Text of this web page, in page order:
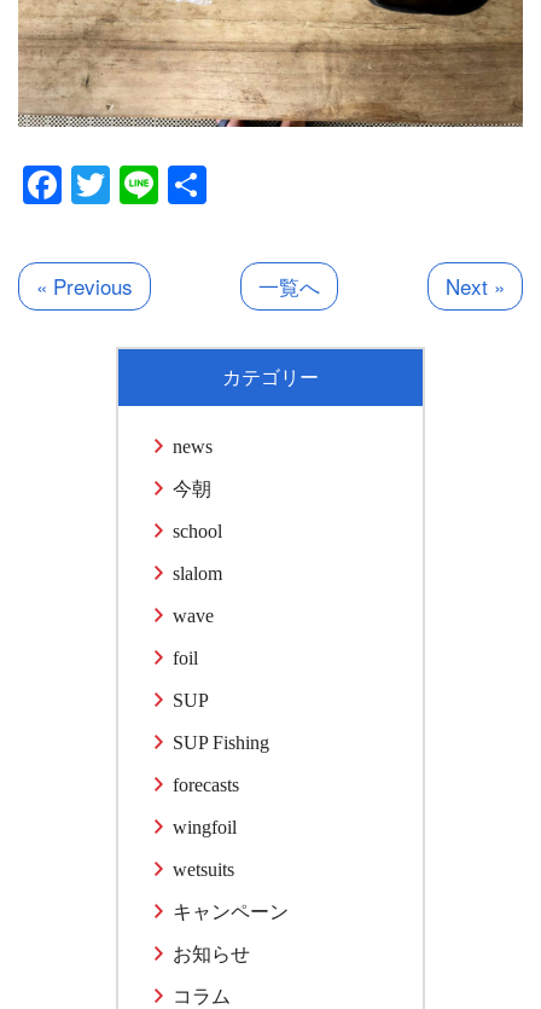
Facebook
Twitter
Line
« Previous 一覧へ Next »
カテゴリー
news
今朝
school
slalom
wave
foil
SUP
SUP Fishing
forecasts
wingfoil
wetsuits
キャンペーン
お知らせ
コラム